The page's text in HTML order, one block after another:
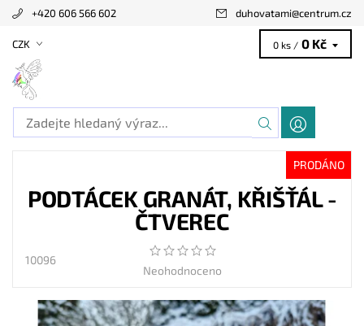
+420 606 566 602 duhovatami@centrum.cz
CZK 0 ks / 0 Kč
PRODÁNO
PODTÁCEK GRANÁT, KŘIŠŤÁL -
ČTVEREC
10096
Neohodnoceno